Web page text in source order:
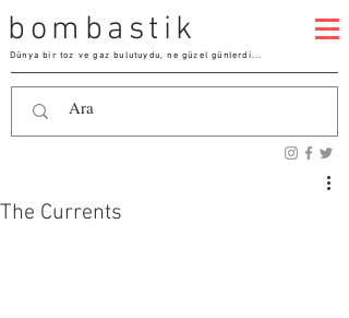
bombastik
Dünya bir toz ve gaz bulutuydu, ne güzel günlerdi...
The Currents